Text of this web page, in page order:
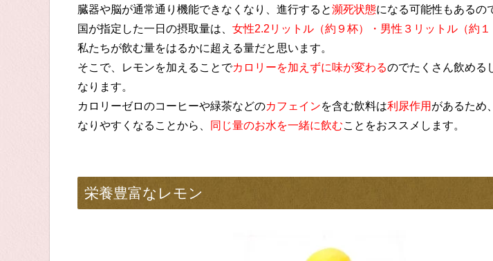
臓器や脳が通常通り機能できなくなり、進行すると瀕死状態になる可能性もあるの
国が指定した一日の摂取量は、 女性2.2リットル（約９杯）・男性３リットル（約１
私たちが飲む量をはるかに超える量だと思います。
そこで、レモンを加えることでカロリーを加えずに味が変わるのでたくさん飲める
なります。
カロリーゼロのコーヒーや緑茶などのカフェインを含む飲料は利尿作用 があるため、
なりやすくなることから、
同じ量のお水を一緒に飲むことをおススメします。
栄養豊富なレモン